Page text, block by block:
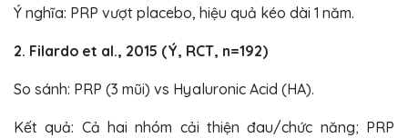
Ý nghĩa: PRP vượt placebo, hiệu quả kéo dài 1 năm.
2. Filardo et al., 2015 (Ý, RCT, n=192)
So sánh: PRP (3 mũi) vs Hyaluronic Acid (HA).
Kết quả: Cả hai nhóm cải thiện đau/chức năng; PRP